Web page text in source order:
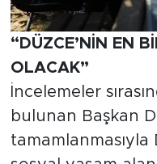
“DÜZCE’NİN EN
OLACAK”
İncelemeler
bulunan Başkan